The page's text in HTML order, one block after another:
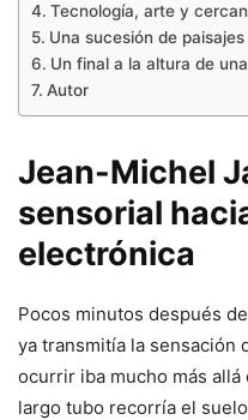
Tecnología, arte y
Una sucesión de
Un final a la altura de
Autor
Jean-Michel
sensorial
electrónica
Pocos minutos después
ya transmitía la sensación
ocurrir iba mucho más
largo tubo recorría el